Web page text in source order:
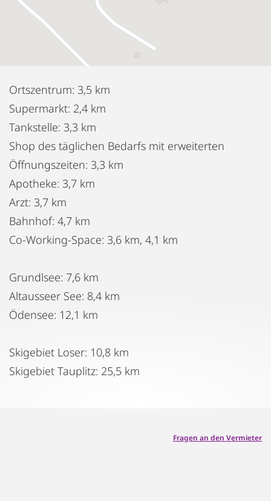
Ortszentrum: 3,5 km
Supermarkt: 2,4 km
Tankstelle: 3,3 km
Shop des täglichen Bedarfs mit erweiterten
Öffnungszeiten: 3,3 km
Apotheke: 3,7 km
Arzt: 3,7 km
Bahnhof: 4,7 km
Co-Working-Space: 3,6 km, 4,1 km
Grundlsee: 7,6 km
Altausseer See: 8,4 km
Ödensee: 12,1 km
Skigebiet Loser: 10,8 km
Skigebiet Tauplitz: 25,5 km
Fragen an den Vermieter